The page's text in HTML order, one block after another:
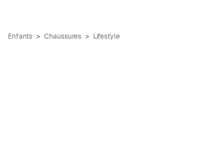
Enfants Chaussures Lifestyle